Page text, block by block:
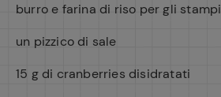
burro e farina di riso per gli stampi
un pizzico di sale
15 g di cranberries disidratati